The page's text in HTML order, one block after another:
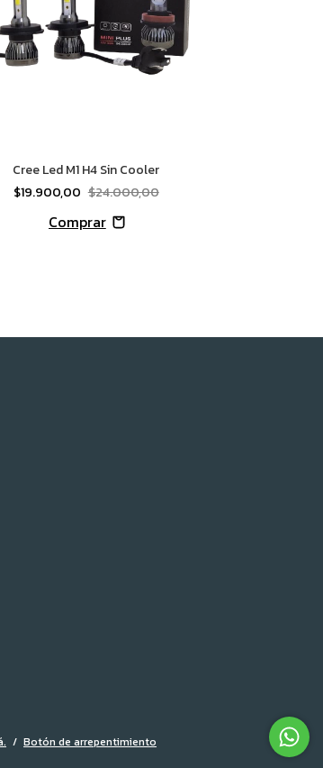
Cree Led M1 H4 Sin Cooler
$19.900,00 $24.000,00
/ Botón de arrepentimiento